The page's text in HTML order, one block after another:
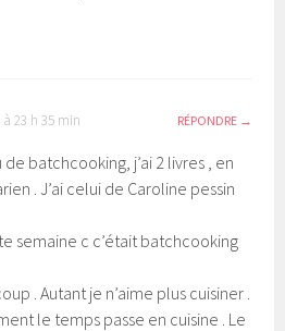
à 23 h 35 min RÉPONDRE
de batchcooking, j’ai 2 livres , en
. J’ai celui de Caroline pessin
semaine c c’était batchcooking
. Autant je n’aime plus cuisiner .
le temps passe en cuisine . Le